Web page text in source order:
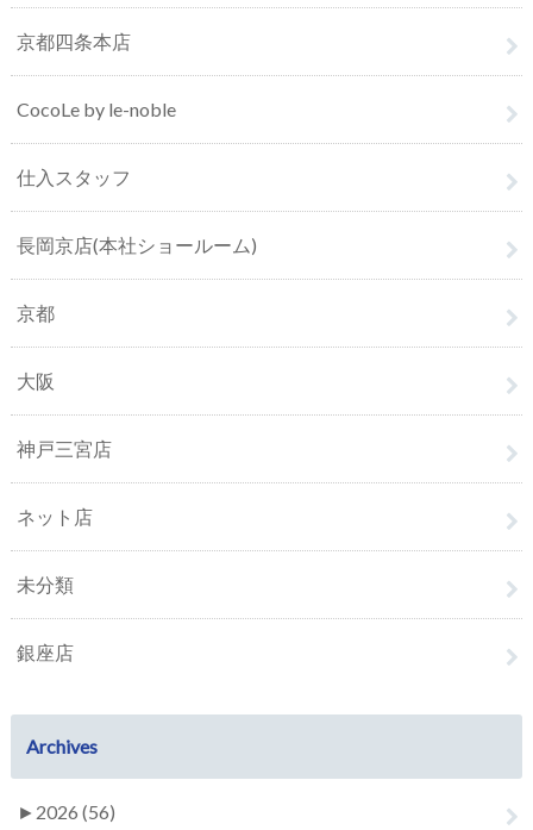
京都四条本店
CocoLe by le-noble
仕入スタッフ
長岡京店(本社ショールーム)
京都
大阪
神戸三宮店
ネット店
未分類
銀座店
Archives
► 2026 (56)